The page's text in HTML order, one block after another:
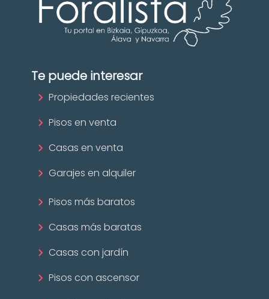
Te puede interesar
Propiedades recientes
Pisos en venta
Casas en venta
Garajes en alquiler
Pisos más baratos
Casas más baratas
Casas con jardín
Pisos con ascensor